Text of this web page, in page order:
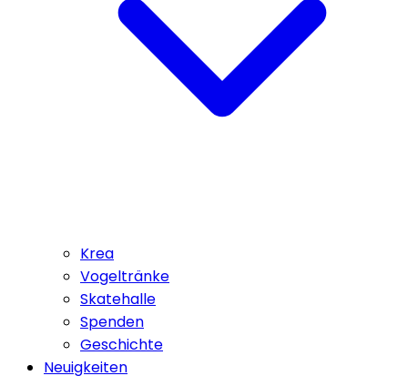
Krea
Vogeltränke
Skatehalle
Spenden
Geschichte
Neuigkeiten